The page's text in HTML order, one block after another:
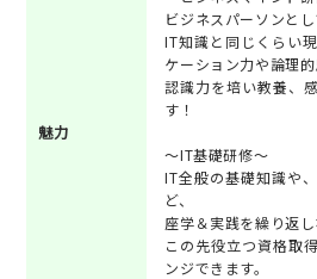
魅力
ビジネスパーソンとし
IT知識と同じくらい
ケーション力や論理的
認識力を培い教養、
す！
～IT基礎研修～
IT全般の基礎知識や
ど、
座学＆実践を繰り返
この先役立つ資格取
ンジできます。